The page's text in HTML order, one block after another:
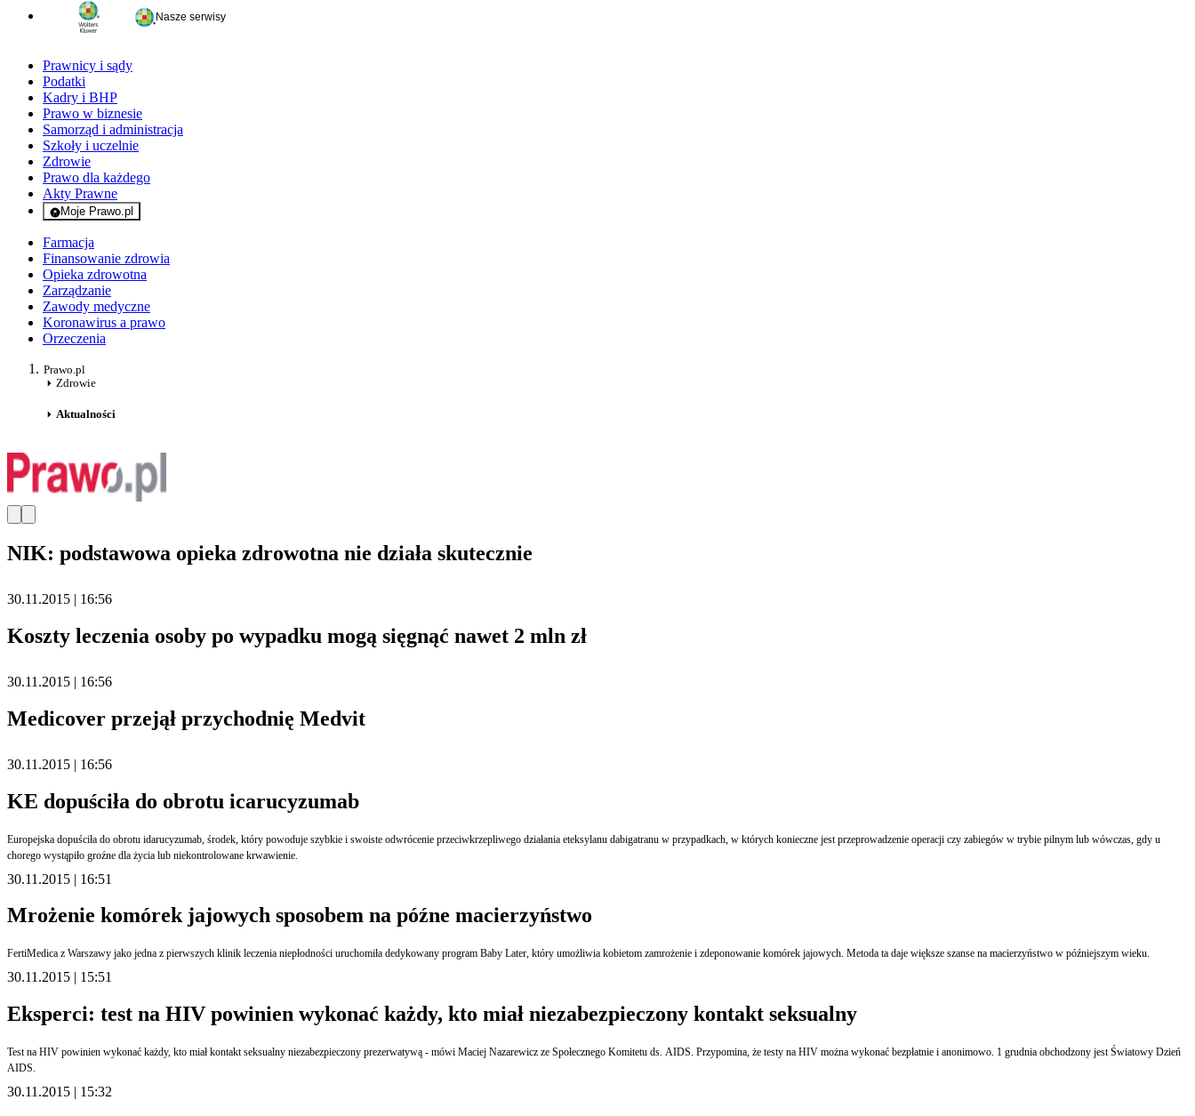
Nasze serwisy
Prawnicy i sądy
Podatki
Kadry i BHP
Prawo w biznesie
Samorząd i administracja
Szkoły i uczelnie
Zdrowie
Prawo dla każdego
Akty Prawne
Moje Prawo.pl
- rejestracja i logowanie do serwisu
Farmacja
Finansowanie zdrowia
Opieka zdrowotna
Zarządzanie
Zawody medyczne
Koronawirus a prawo
Orzeczenia
Prawo.pl
Zdrowie
Aktualności
NIK: podstawowa opieka zdrowotna nie działa skutecznie
30.11.2015 | 16:56
Koszty leczenia osoby po wypadku mogą sięgnąć nawet 2 mln zł
30.11.2015 | 16:56
Medicover przejął przychodnię Medvit
30.11.2015 | 16:56
KE dopuściła do obrotu icarucyzumab
Europejska dopuściła do obrotu idarucyzumab, środek, który powoduje szybkie i swoiste odwrócenie przeciwkrzepliwego działania eteksylanu dabigatranu w przypadkach, w których konieczne jest przeprowadzenie operacji czy zabiegów w trybie pilnym lub wówczas, gdy u
chorego wystąpiło groźne dla życia lub niekontrolowane krwawienie.
30.11.2015 | 16:51
Mrożenie komórek jajowych sposobem na późne macierzyństwo
FertiMedica z Warszawy jako jedna z pierwszych klinik leczenia niepłodności uruchomiła dedykowany program Baby Later, który umożliwia kobietom zamrożenie i zdeponowanie komórek jajowych. Metoda ta daje większe szanse na macierzyństwo w późniejszym wieku.
30.11.2015 | 15:51
Eksperci: test na HIV powinien wykonać każdy, kto miał niezabezpieczony kontakt seksualny
Test na HIV powinien wykonać każdy, kto miał kontakt seksualny niezabezpieczony prezerwatywą - mówi Maciej Nazarewicz ze Społecznego Komitetu ds. AIDS. Przypomina, że testy na HIV można wykonać bezpłatnie i anonimowo. 1 grudnia obchodzony jest Światowy Dzień
AIDS.
30.11.2015 | 15:32